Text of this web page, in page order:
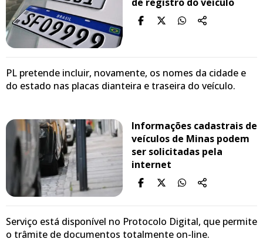
PL pretende incluir, novamente, os nomes da cidade e
do estado nas placas dianteira e traseira do veículo.
Informações cadastrais de
veículos de Minas podem
ser solicitadas pela
internet
Serviço está disponível no Protocolo Digital, que permite
o trâmite de documentos totalmente on-line.